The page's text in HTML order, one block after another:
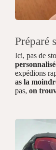
Préparé
Ici, pas de
expédions
as la
pas,on